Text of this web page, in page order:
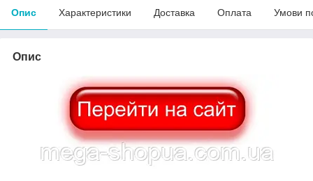
Опис Характеристики Доставка Оплата Умови
Опис